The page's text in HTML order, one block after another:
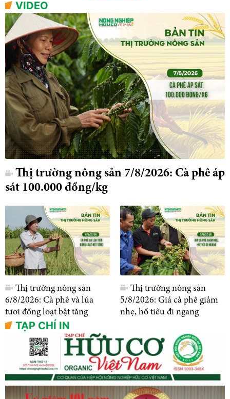
VIDEO
Thị trường nông sản 7/8/2026: Cà phê áp
sát 100.000 đồng/kg
Thị trường nông sản
6/8/2026: Cà phê và lúa
tươi đồng loạt bật tăng
Thị trường nông sản
5/8/2026: Giá cà phê giảm
nhẹ, hồ tiêu đi ngang
TẠP CHÍ IN